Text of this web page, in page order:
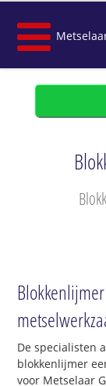
De specialisten
blokkenlijmer
voor Metselaar